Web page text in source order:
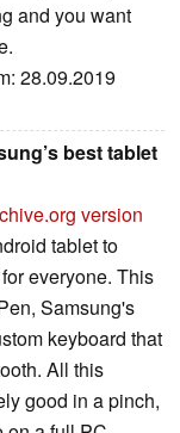
and you want
28.09.2019
best tablet
version
tablet to
everyone. This
Samsung's
keyboard that
All this
good in a pinch,